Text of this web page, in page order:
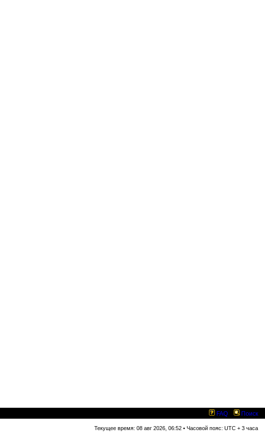
FAQ Поиск
Текущее время: 08 авг 2026, 06:52 • Часовой пояс: UTC + 3 часа